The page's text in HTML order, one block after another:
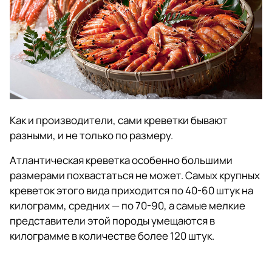
Как и производители, сами креветки бывают
разными, и не только по размеру.
Атлантическая креветка особенно большими
размерами похвастаться не может. Самых крупных
креветок этого вида приходится по 40-60 штук на
килограмм, средних — по 70-90, а самые мелкие
представители этой породы умещаются в
килограмме в количестве более 120 штук.